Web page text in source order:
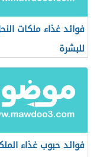
فوائد غذاء ملكات
للبشرة
فوائد حبوب غذاء